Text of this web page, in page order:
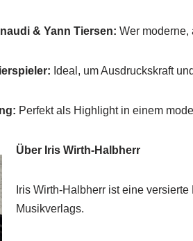
& Yann Tiersen: Wer
Ideal, um Ausdruckskraft
Perfekt als Highlight in einem
Über Iris Wirth-Halbherr
Iris Wirth-Halbherr ist eine
Musikverlags.